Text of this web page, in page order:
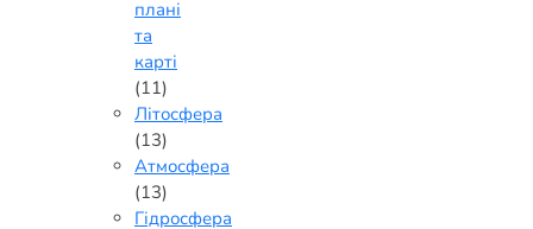
плані
та
карті
(11)
Літосфера
(13)
Атмосфера
(13)
Гідросфера